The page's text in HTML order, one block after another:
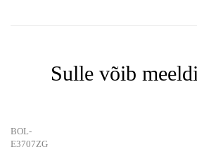
Sulle võib
BOL-
E3707ZG